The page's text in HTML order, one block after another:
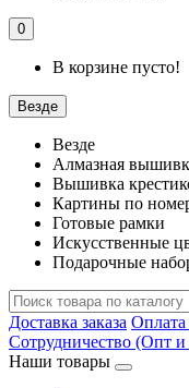
0
В корзине пусто!
Везде
Везде
Алмазная
Вышивка
Картины по
Готовые рамки
Искусственные
Подарочные
Доставка заказа Оплата
Сотрудничество (Опт
Наши товары